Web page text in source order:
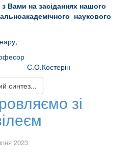
Вами на засіданнях нашого
наукового
синтез...
зі
2023